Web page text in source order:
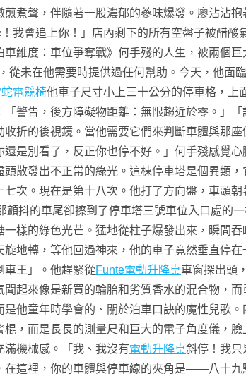
煮聲，伴隨著一股濃郁的蔘味爆發。廖沾沾抱
我會追上你！」店內剩下的所有空盤子被醋酸
維度：車位爭奪戰》何手殘的人生，被兩個巨
從未在他需要時提供過任何幫助。今天，他面
電競椅他車子尺寸小上三十公分的停車格，上
警告，後方障礙物距離：無限趨近於零。」「
折的後視鏡。當他需要它們來判斷車體與那座
是別看了，反正你也停不好。」何手殘感覺心
散發出不正常的綠光。這棟停車塔是個異類，
次。現在是第十八次。他打了方向盤，車頭朝
抖的車尾卻擦到了停車塔三號車位入口處的
樣的綠色光芒。猛地從柱子爆發出來，瞬間吞
地轉，等他回過神來，他的車子竟然垂直停在
王」。他趕緊從Funte電動升降桌車窗探出頭
起來像是新買的輪胎和劣質香水的混合物，而
他童年時學會的、關於泊車口訣的魔性兒歌。
，而是長長的測量尺和巨大的電子角度儀，臉
機械感。「我、我沒有電動升降桌斜停！我只
在這裡，你的車體與停車線的夾角是——八十九